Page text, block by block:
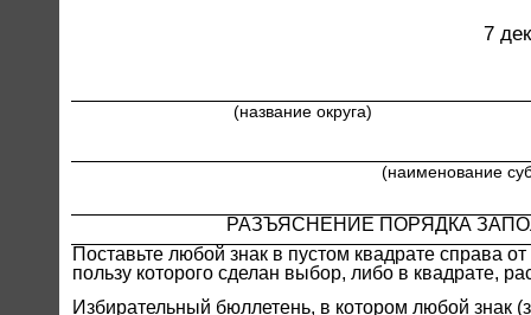
7
(название округа)
(наименование
РАЗЪЯСНЕНИЕ ПОРЯДКА
Поставьте любой знак в пустом квадрате справа
пользу которого сделан выбор, либо в квадрате,
Избирательный бюллетень, в котором любой знак